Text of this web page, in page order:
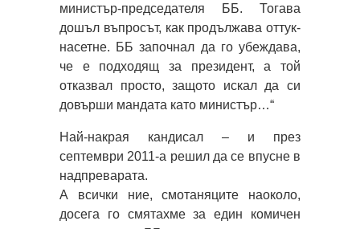
министър-председателя ББ. Тогава
дошъл въпросът, как продължава оттук-
насетне. ББ започнал да го убеждава,
че е подходящ за президент, а той
отказвал просто, защото искал да си
довърши мандата като министър…“
Най-накрая кандисал – и през
септември 2011-а решил да се впусне в
надпреварата.
А всички ние, смотаняците наоколо,
досега го смятахме за един комичен